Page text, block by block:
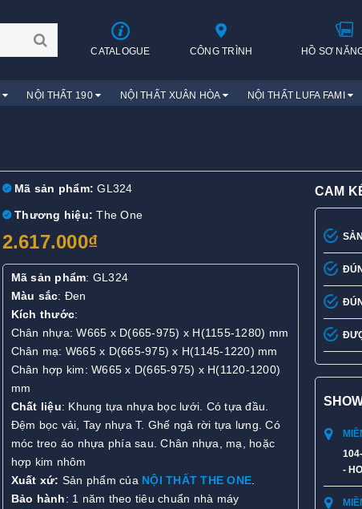
CATALOGUE CÔNG TRÌNH HỒ SƠ
NỘI THẤT 190 NỘI THẤT XUÂN HÒA NỘI THẤT LUFA FAMI
Mã sản phẩm: GL324
Thương hiệu: The One
2.617.000₫
Mã sản phẩm: GL324
Màu sắc: Đen
Kích thước:
Chân nhựa: W665 x D(665-975) x H(1155-1280) mm
Chân mạ: W665 x D(665-975) x H(1145-1220) mm
Chân hợp kim: W665 x D(665-975) x H(1120-1200)
mm
Chất liệu: Khung tựa nhựa bọc lưới. Có tựa đầu.
Đệm bọc vải, Tay nhựa T. Ghế ngả rời tựa lưng. Có
móc treo áo nhựa phía sau. Chân nhựa, mạ, hoặc
hợp kim nhôm
Xuất xứ: Sản phẩm của NỘI THẤT THE ONE.
Bảo hành: 1 năm theo tiêu chuẩn nhà máy
CAM
-